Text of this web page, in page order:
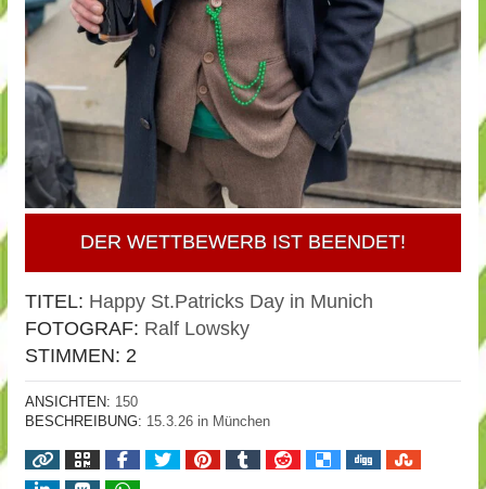
DER WETTBEWERB IST BEENDET!
TITEL: Happy St.Patricks Day in Munich
FOTOGRAF: Ralf Lowsky
STIMMEN: 2
ANSICHTEN: 150
BESCHREIBUNG: 15.3.26 in München